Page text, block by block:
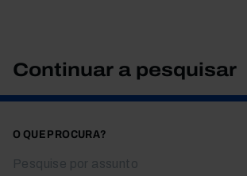
Continuar a pesquisar
O QUE PROCURA?